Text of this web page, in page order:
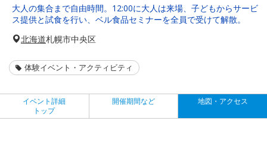
大人の集合まで自由時間。12:00に大人は来場、子どもからサービ
ス提供と試食を行い、ベル食品セミナーを全員で受けて解散。
北海道札幌市中央区
体験イベント・アクティビティ
イベント詳細
トップ
開催期間など 地図・アクセス